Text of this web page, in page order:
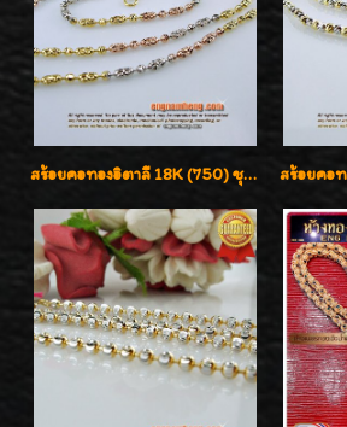
สร้อยคอทองอิตาลี 18K (750) ชุบ 3 สี แกะลายสวยรุ่นใหม่ ลายละเอียดเงาวิบวับค่ะ